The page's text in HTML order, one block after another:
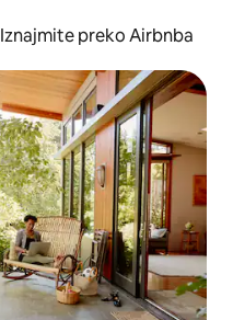
Iznajmite preko Airbnba